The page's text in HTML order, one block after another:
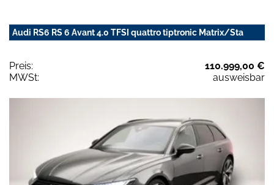
Audi RS6 RS 6 Avant 4.0 TFSI quattro tiptronic Matrix/Sta
Preis:
110.999,00 €
MWSt:
ausweisbar